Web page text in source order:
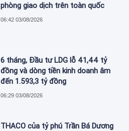
phòng giao dịch trên toàn quốc
06:42 03/08/2026
6 tháng, Đầu tư LDG lỗ 41,44 tỷ
đồng và dòng tiền kinh doanh âm
đến 1.593,3 tỷ đồng
06:29 03/08/2026
THACO của tỷ phú Trần Bá Dương